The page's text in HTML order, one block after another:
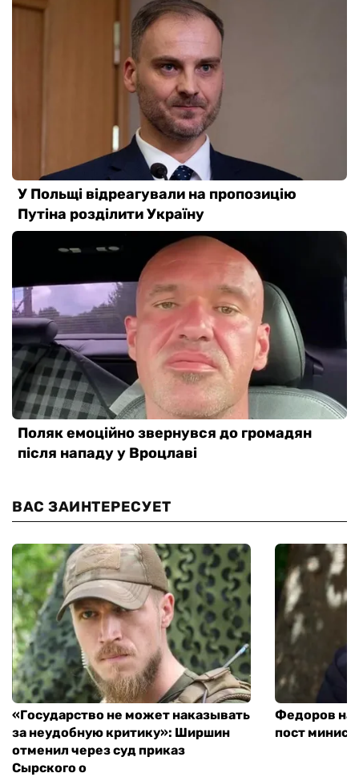
ВАС ЗАИНТЕРЕСУЕТ
«Государство не может наказывать
за неудобную критику»: Ширшин
отменил через суд приказ
Сырского о
Федоров
пост